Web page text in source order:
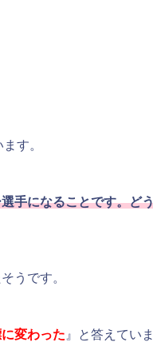
す。
手になることです。ど
うです。
変わった 』と答えていま